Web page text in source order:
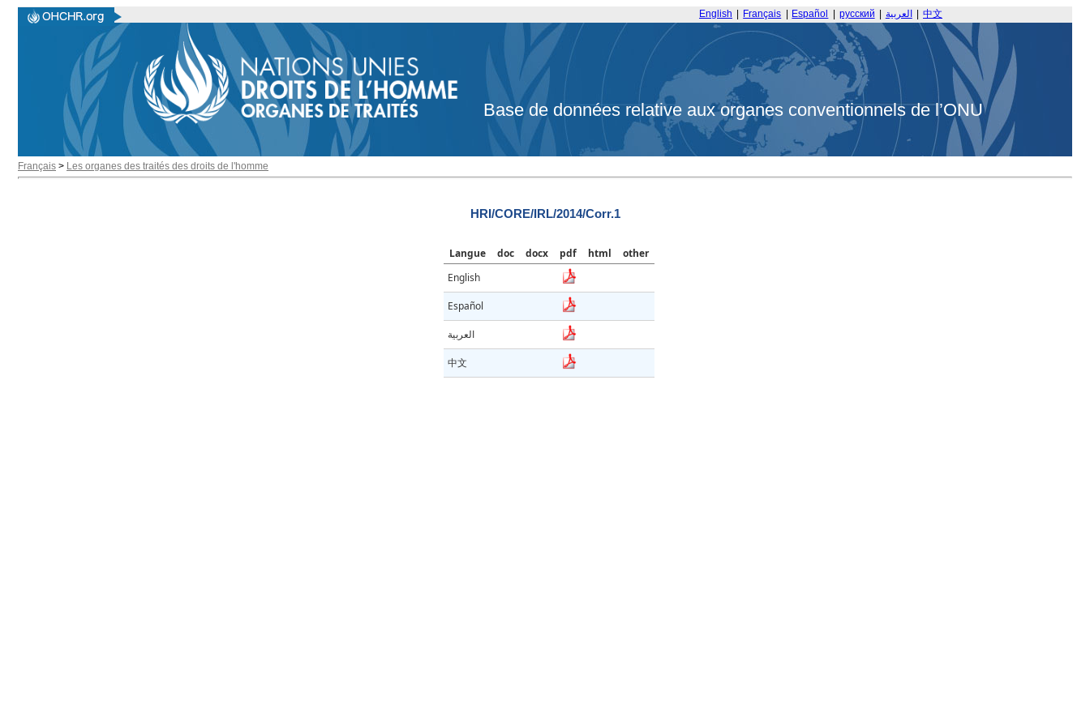
English Français Español русский العربية 中文
Base de données relative aux organes conventionnels de l’ONU
Français > Les organes des traités des droits de l'homme
HRI/CORE/IRL/2014/Corr.1
Langue doc docx pdf html
other
English
Español
العربية
中文